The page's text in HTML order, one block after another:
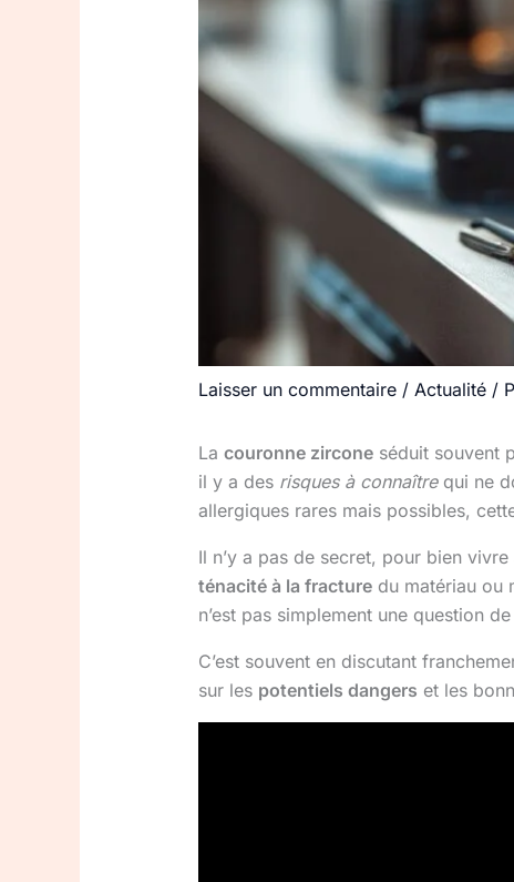
Laisser un commentaire / Actualité/
La couronne zirconeséduit souvent
il y a des risques à connaîtrequi ne
allergiques rares mais possibles,
Il n’y a pas de secret, pour bien
té­nacité à la fracturedu matériau ou
n’est pas simplement une question
C’est souvent en discutant
sur les potentiels dangers et les